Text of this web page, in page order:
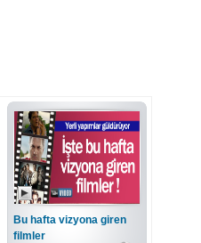
Bu hafta vizyona giren
filmler